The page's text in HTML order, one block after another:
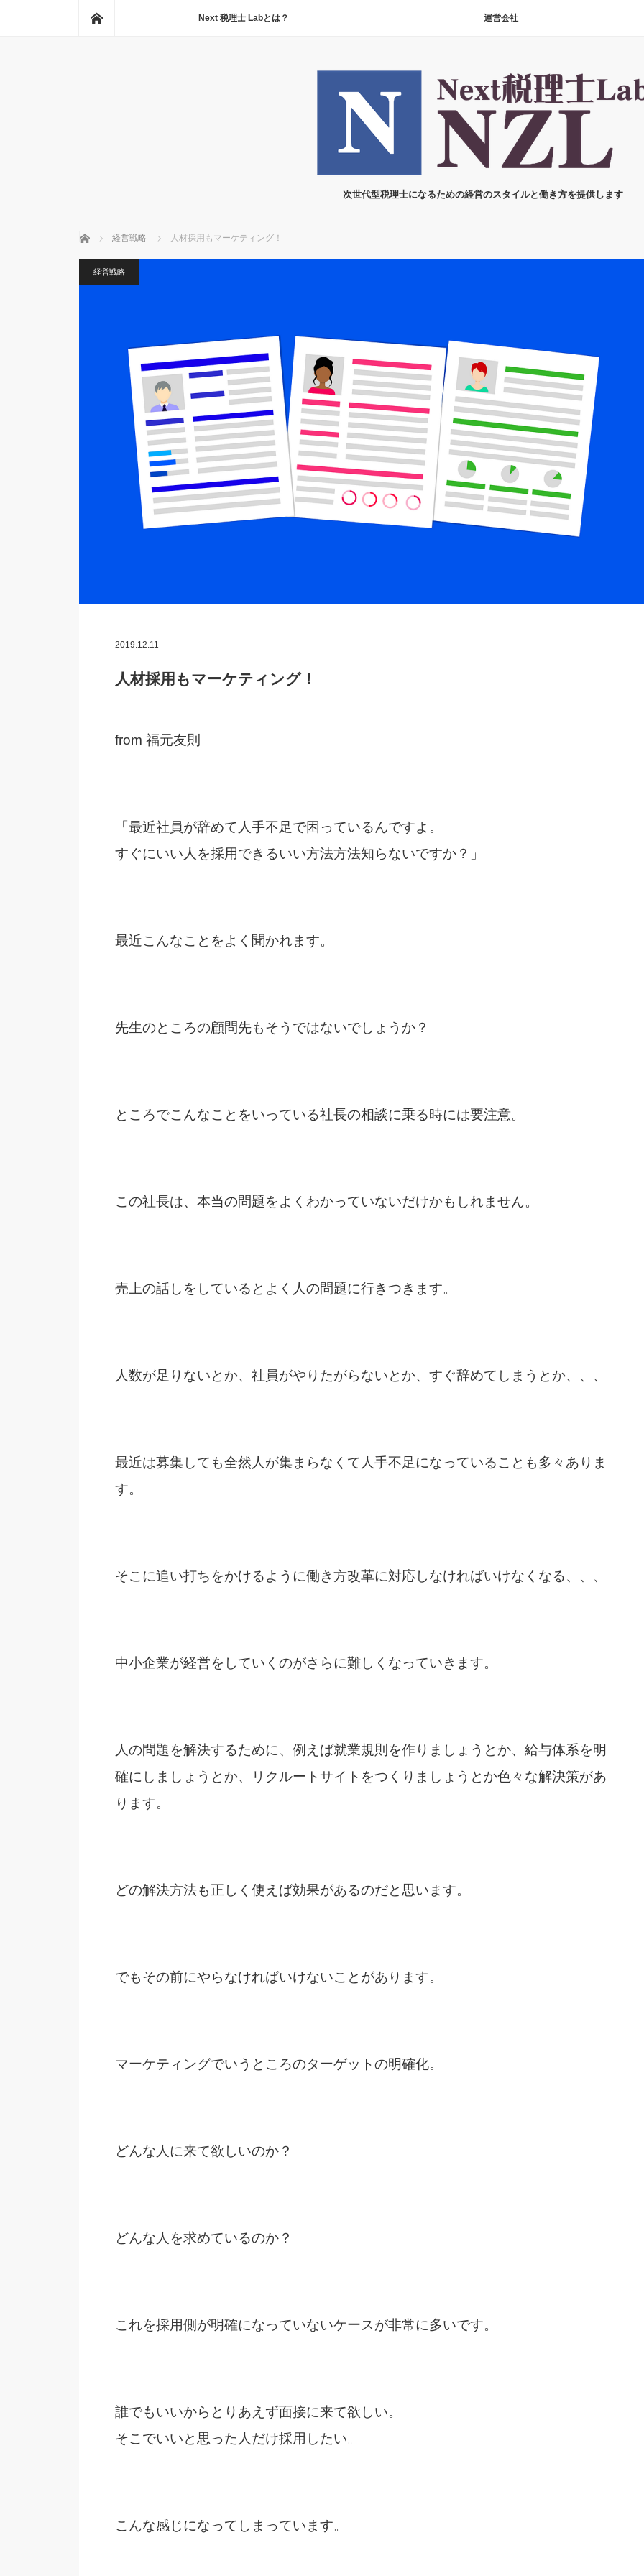
Next 税理士 Labとは？ 運営会社
次世代型税理士になるための経営のスタイルと働き方を提供します
ホーム 経営戦略 人材採用もマーケティング！
経営戦略
2019.12.11
人材採用もマーケティング！
from 福元友則
「最近社員が辞めて人手不足で困っているんですよ。
すぐにいい人を採用できるいい方法方法知らないですか？」
最近こんなことをよく聞かれます。
先生のところの顧問先もそうではないでしょうか？
ところでこんなことをいっている社長の相談に乗る時には要注意。
この社長は、本当の問題をよくわかっていないだけかもしれません。
売上の話しをしているとよく人の問題に行きつきます。
人数が足りないとか、社員がやりたがらないとか、すぐ辞めてしまうとか、、、
最近は募集しても全然人が集まらなくて人手不足になっていることも多々ありま
す。
そこに追い打ちをかけるように働き方改革に対応しなければいけなくなる、、、
中小企業が経営をしていくのがさらに難しくなっていきます。
人の問題を解決するために、例えば就業規則を作りましょうとか、給与体系を明
確にしましょうとか、リクルートサイトをつくりましょうとか色々な解決策があ
ります。
どの解決方法も正しく使えば効果があるのだと思います。
でもその前にやらなければいけないことがあります。
マーケティングでいうところのターゲットの明確化。
どんな人に来て欲しいのか？
どんな人を求めているのか？
これを採用側が明確になっていないケースが非常に多いです。
誰でもいいからとりあえず面接に来て欲しい。
そこでいいと思った人だけ採用したい。
こんな感じになってしまっています。